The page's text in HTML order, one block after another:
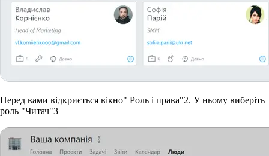
Перед вами відкриється вікно" Роль і права"2. У ньому виберіть
роль "Читач"3